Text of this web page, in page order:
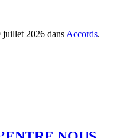
juillet 2026 dans Accords.